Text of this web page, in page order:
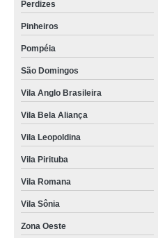
Perdizes
Pinheiros
Pompéia
São Domingos
Vila Anglo Brasileira
Vila Bela Aliança
Vila Leopoldina
Vila Pirituba
Vila Romana
Vila Sônia
Zona Oeste